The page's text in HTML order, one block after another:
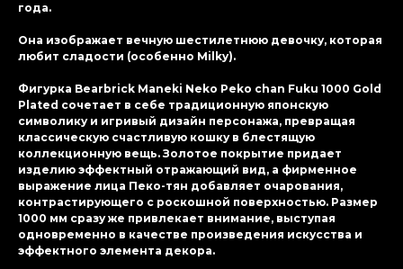
года.
Она изображает вечную шестилетнюю девочку, которая
любит сладости (особенно Milky).
Фигурка Bearbrick Maneki Neko Peko chan Fuku 1000 Gold
Plated сочетает в себе традиционную японскую
символику и игривый дизайн персонажа, превращая
классическую счастливую кошку в блестящую
коллекционную вещь. Золотое покрытие придает
изделию эффектный отражающий вид, а фирменное
выражение лица Пеко-тян добавляет очарования,
контрастирующего с роскошной поверхностью. Размер
1000 мм сразу же привлекает внимание, выступая
одновременно в качестве произведения искусства и
эффектного элемента декора.